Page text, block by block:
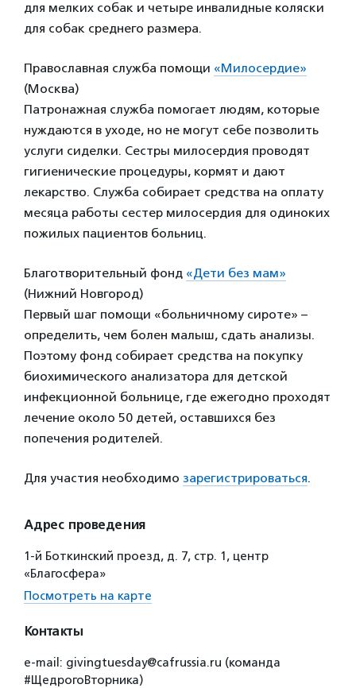
для мелких собак и четыре инвалидные коляски
для собак среднего размера.
Православная служба помощи «Милосердие»
(Москва)
Патронажная служба помогает людям, которые
нуждаются в уходе, но не могут себе позволить
услуги сиделки. Сестры милосердия проводят
гигиенические процедуры, кормят и дают
лекарство. Служба собирает средства на оплату
месяца работы сестер милосердия для одиноких
пожилых пациентов больниц.
Благотворительный фонд «Дети без мам»
(Нижний Новгород)
Первый шаг помощи «больничному сироте» –
определить, чем болен малыш, сдать анализы.
Поэтому фонд собирает средства на покупку
биохимического анализатора для детской
инфекционной больнице, где ежегодно проходят
лечение около 50 детей, оставшихся без
попечения родителей.
Для участия необходимо зарегистрироваться.
Адрес проведения
1-й Боткинский проезд, д. 7, стр. 1, центр
«Благосфера»
Посмотреть на карте
Контакты
e-mail: givingtuesday@cafrussia.ru (команда
#ЩедрогоВторника)